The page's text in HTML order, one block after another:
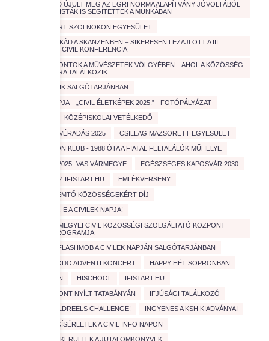
AÚJABB PAD ÚJULT MEG AZ EGRI NORMA ALAPÍTVÁNY JÓVOLTÁBÓL
– EGYETEMISTÁK IS SEGÍTETTEK A MUNKÁBAN
AUTISTÁKÉRT SZOLNOKON EGYESÜLET
CIVIL KAVALKÁD A SKANZENBEN – SIKERESEN LEZAJLOTT A III.
ORSZÁGOS CIVIL KONFERENCIA
CIVIL KÖZPONTOK A MŰVÉSZETEK VÖLGYÉBEN – AHOL A KÖZÖSSÉG
ÉS A KULTÚRA TALÁLKOZIK
CIVIL MOZAIK SALGÓTARJÁNBAN
CIVILEK NAPJA – „CIVIL ÉLETKÉPEK 2025.” - FOTÓPÁLYÁZAT
COOLTÚRA - KÖZÉPISKOLAI VETÉLKEDŐ
CSERKÉSZ VÉRADÁS 2025 CSILLAG MAZSORETT EGYESÜLET
EDISON KLUB - 1988 ÓTA A FIATAL FELTALÁLÓK MŰHELYE
EDUCATIO 2025.-VAS VÁRMEGYE EGÉSZSÉGES KAPOSVÁR 2030
ELINDULT AZ IFISTART.HU EMLÉKVERSENY
ÉRTÉKTEREMTŐ KÖZÖSSÉGEKÉRT DÍJ
FEBRUÁR 1.-E A CIVILEK NAPJA!
FEJÉR VÁRMEGYEI CIVIL KÖZÖSSÉGI SZOLGÁLTATÓ KÖZPONT
SZAKMAI PROGRAMJA
FLASHMOB A CIVILEK NAPJÁN SALGÓTARJÁNBAN
GONDOSKODO ADVENTI KONCERT HAPPY HÉT SOPRONBAN
HASZNOSAN HISCHOOL IFISTART.HU
IFJÚSÁGI PONT NYÍLT TATABÁNYÁN IFJÚSÁGI TALÁLKOZÓ
INDUL A ZÖLDREELS CHALLENGE! INGYENES A KSH KIADVÁNYAI
IZGALMAS KÍSÉRLETEK A CIVIL INFO NAPON
JÓ HELYRE KERÜLTEK A JUTALOMKÖNYVEK